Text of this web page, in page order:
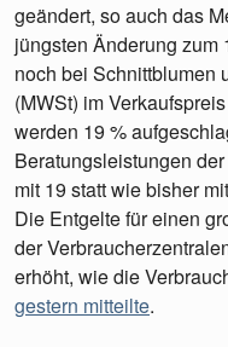
geändert, so auch das
jüngsten Änderung
noch bei Schnittblumen
(MWSt) im
werden 19 %
Beratungsleistungen
mit 19 statt wie bisher
Die Entgelte für einen
der
erhöht, wie die
gestern mitteilte.